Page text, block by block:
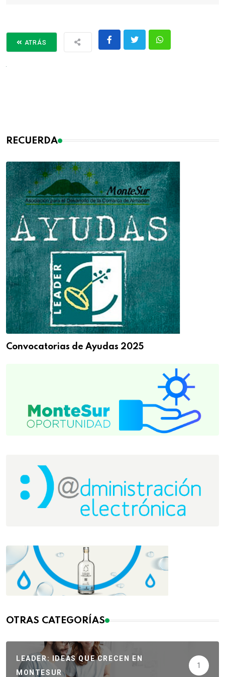
ATRÁS
RECUERDA
Convocatorias de Ayudas 2025
OTRAS CATEGORÍAS
LEADER: IDEAS QUE CRECEN EN
MONTESUR
1